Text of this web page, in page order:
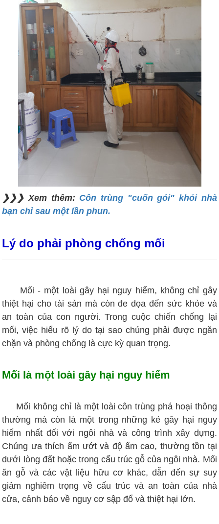
❯❯❯ Xem thêm: Côn trùng "cuốn gói" khỏi nhà
bạn chỉ sau một lần phun.
Lý do phải phòng chống mối
Mối - một loài gây hại nguy hiểm, không chỉ gây
thiệt hại cho tài sản mà còn đe dọa đến sức khỏe và
an toàn của con người. Trong cuộc chiến chống lại
mối, việc hiểu rõ lý do tại sao chúng phải được ngăn
chặn và phòng chống là cực kỳ quan trọng.
Mối là một loài gây hại nguy hiểm
Mối không chỉ là một loài côn trùng phá hoại thông
thường mà còn là một trong những kẻ gây hại nguy
hiểm nhất đối với ngôi nhà và công trình xây dựng.
Chúng ưa thích ẩm ướt và độ ẩm cao, thường tồn tại
dưới lòng đất hoặc trong cấu trúc gỗ của ngôi nhà. Mối
ăn gỗ và các vật liệu hữu cơ khác, dẫn đến sự suy
giảm nghiêm trọng về cấu trúc và an toàn của nhà
cửa, cảnh báo về nguy cơ sập đổ và thiệt hại lớn.